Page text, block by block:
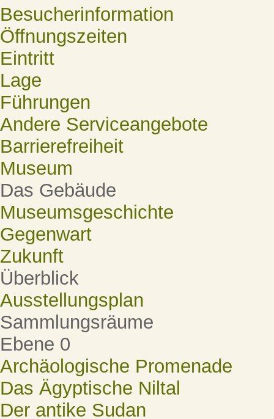
Besucherinformation
Öffnungszeiten
Eintritt
Lage
Führungen
Andere Serviceangebote
Barrierefreiheit
Museum
Das Gebäude
Museumsgeschichte
Gegenwart
Zukunft
Überblick
Ausstellungsplan
Sammlungsräume
Ebene 0
Archäologische Promenade
Das Ägyptische Niltal
Der antike Sudan